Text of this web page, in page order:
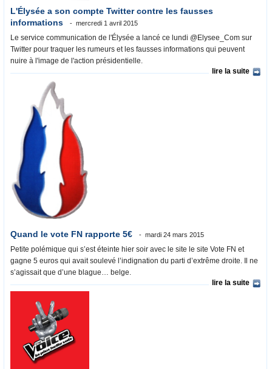
L'Élysée a son compte Twitter contre les fausses
informations
mercredi 1 avril 2015
Le service communication de l'Élysée a lancé ce lundi @Elysee_Com sur
Twitter pour traquer les rumeurs et les fausses informations qui peuvent
nuire à l'image de l'action présidentielle.
lire la suite
Quand le vote FN rapporte 5€ mardi 24 mars 2015
Petite polémique qui s’est éteinte hier soir avec le site le site Vote FN et
gagne 5 euros qui avait soulevé l’indignation du parti d’extrême droite. Il ne
s’agissait que d’une blague… belge.
lire la suite